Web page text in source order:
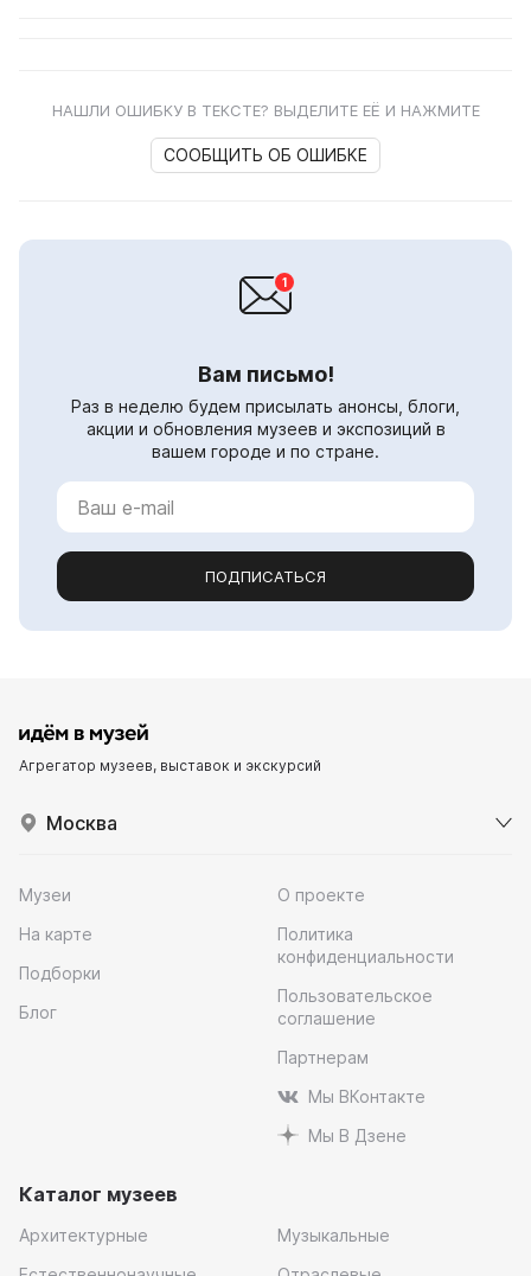
НАШЛИ ОШИБКУ В ТЕКСТЕ? ВЫДЕЛИТЕ ЕЁ И НАЖМИТЕ
СООБЩИТЬ ОБ ОШИБКЕ
Вам письмо!
Раз в неделю будем присылать анонсы, блоги,
акции и обновления музеев и экспозиций в
вашем городе и по стране.
ПОДПИСАТЬСЯ
Агрегатор музеев, выставок и экскурсий
Москва
Музеи
На карте
Подборки
Блог
О проекте
Политика
конфиденциальности
Пользовательское
соглашение
Партнерам
Мы ВКонтакте
Мы В Дзене
Каталог музеев
Архитектурные
Музыкальные